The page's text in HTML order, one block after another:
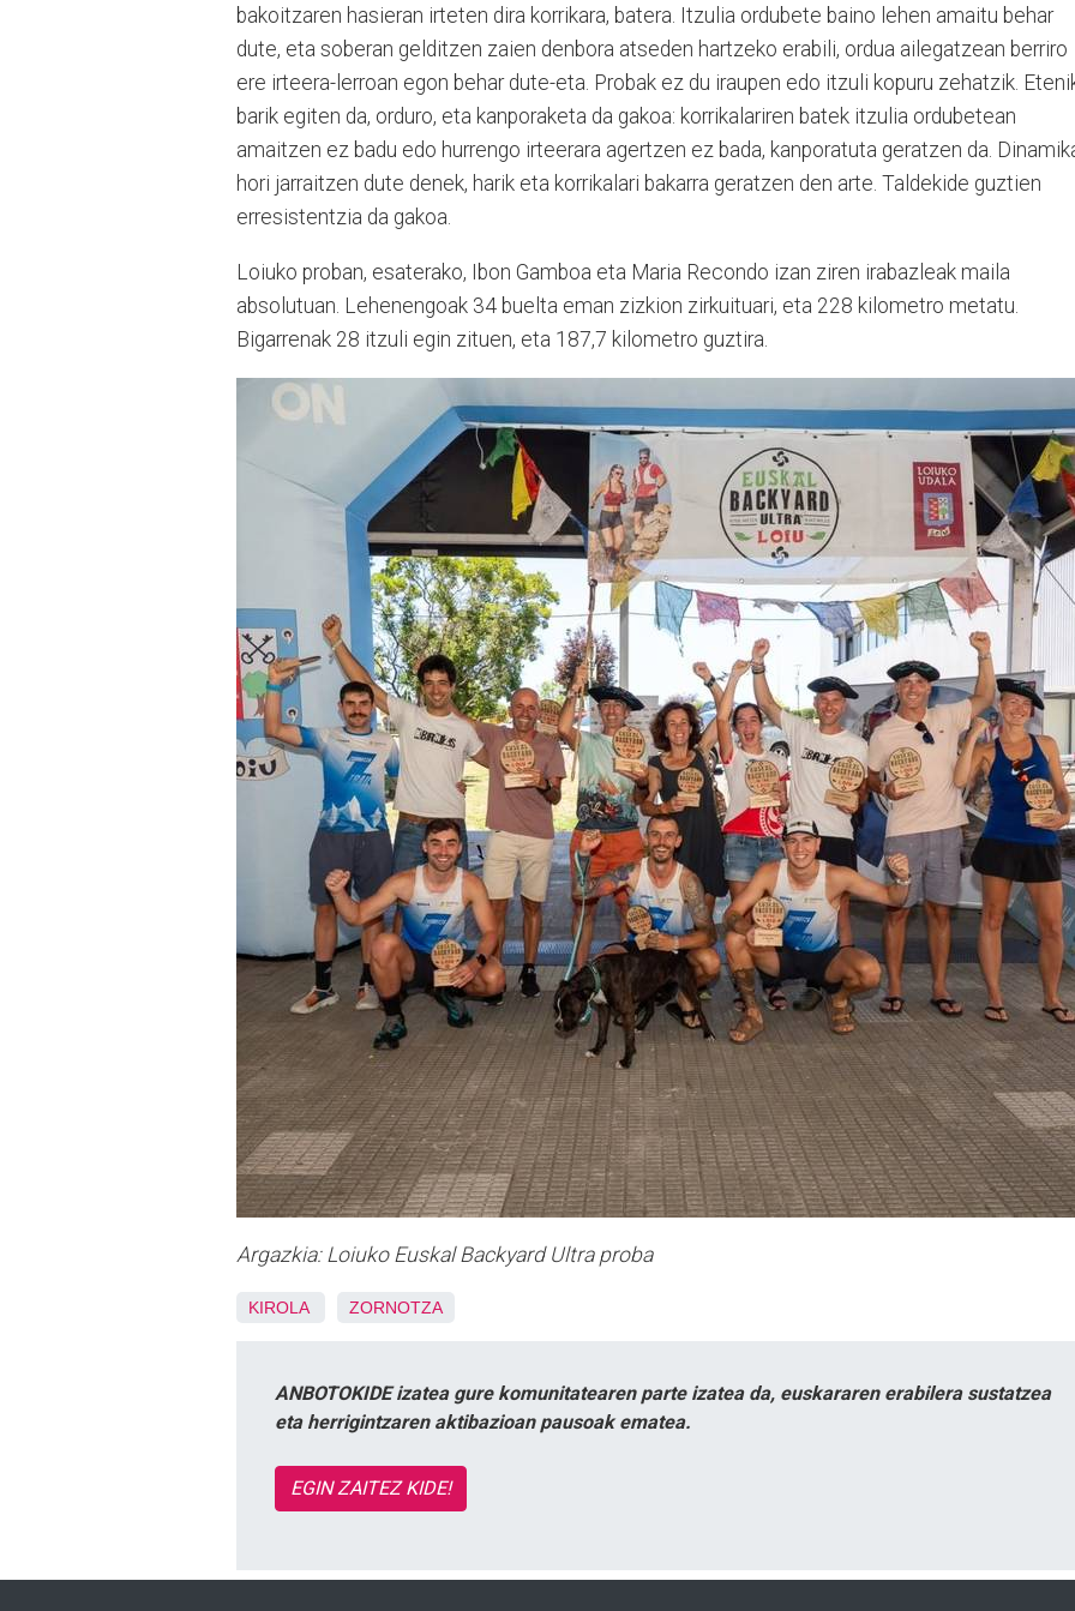
bakoitzaren hasieran irteten dira korrikara, batera. Itzulia ordubete baino lehen amaitu behar
dute, eta soberan gelditzen zaien denbora atseden hartzeko erabili, ordua ailegatzean berriro
ere irteera-lerroan egon behar dute-eta. Probak ez du iraupen edo itzuli kopuru zehatzik.
barik egiten da, orduro, eta kanporaketa da gakoa: korrikalariren batek itzulia ordubetean
amaitzen ez badu edo hurrengo irteerara agertzen ez bada, kanporatuta geratzen da.
hori jarraitzen dute denek, harik eta korrikalari bakarra geratzen den arte. Taldekide guztien
erresistentzia da gakoa.
Loiuko proban, esaterako, Ibon Gamboa eta Maria Recondo izan ziren irabazleak maila
absolutuan. Lehenengoak 34 buelta eman zizkion zirkuituari, eta 228 kilometro metatu.
Bigarrenak 28 itzuli egin zituen, eta 187,7 kilometro guztira.
Argazkia: Loiuko Euskal Backyard Ultra proba
KIROLA ZORNOTZA
ANBOTOKIDE izatea gure komunitatearen parte izatea da, euskararen erabilera sustatzea
eta herrigintzaren aktibazioan pausoak ematea.
EGIN ZAITEZ KIDE!